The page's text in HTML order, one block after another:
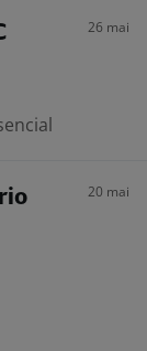
26 mai
20 mai